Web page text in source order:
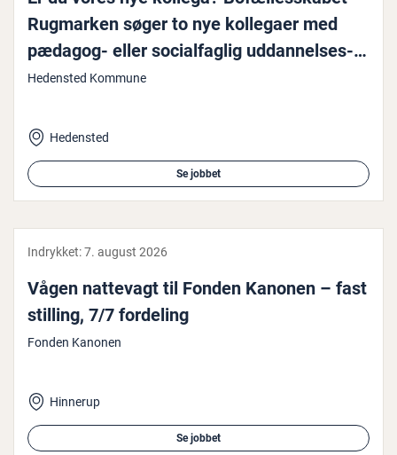
Rugmarken søger to nye kollegaer med
pædagog- eller so­ci­al­fag­lig ud­dan­nel­ses­
bag­grund
Hedensted Kommune
Hedensted
Se jobbet
Indrykket:7. august 2026
Vågen nattevagt til Fonden Kanonen – fast
stilling, 7/7 fordeling
Fonden Kanonen
Hinnerup
Se jobbet